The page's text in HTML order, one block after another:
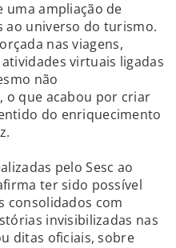
uma ampliação de
ao universo do turismo.
nas viagens,
virtuais ligadas
não
que acabou por criar
do enriquecimento
pelo Sesc ao
ter sido possível
consolidados com
invisibilizadas nas
ditas oficiais, sobre